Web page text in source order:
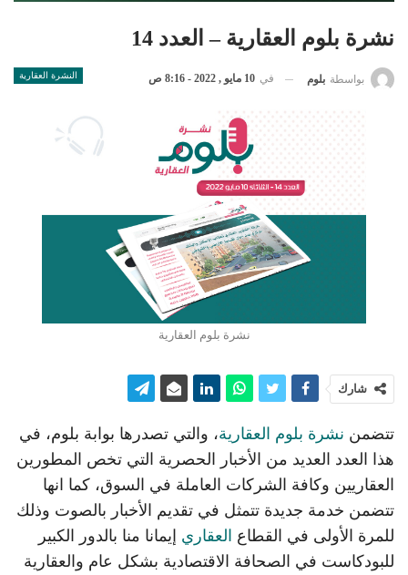
نشرة بلوم العقارية – العدد 14
النشرة العقارية بواسطة بلوم في 10 مايو , 2022 - 8:16 ص
نشرة بلوم العقارية
شارك
تتضمن نشرة بلوم العقارية، والتي تصدرها بوابة بلوم، في
هذا العدد العديد من الأخبار الحصرية التي تخص المطورين
العقاريين وكافة الشركات العاملة في السوق، كما انها
تتضمن خدمة جديدة تتمثل في تقديم الأخبار بالصوت وذلك
للمرة الأولى في القطاع العقاري إيمانا منا بالدور الكبير
للبودكاست في الصحافة الاقتصادية بشكل عام والعقارية